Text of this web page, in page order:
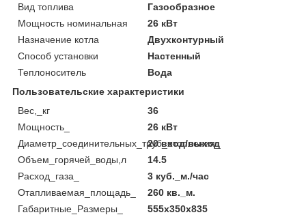
Вид топлива
Газообразное
Мощность номинальная
26 кВт
Назначение котла
Двухконтурный
Способ установки
Настенный
Теплоноситель
Вода
Пользовательские характеристики
Вес,_кг
36
Мощность_
26 кВт
Диаметр_соединительных_труб_отопления_
20 вход/выход
Объем_горячей_воды,л
14.5
Расход_газа_
3 куб._м./час
Отапливаемая_площадь_
260 кв._м.
Габаритные_Размеры_
555х350х835